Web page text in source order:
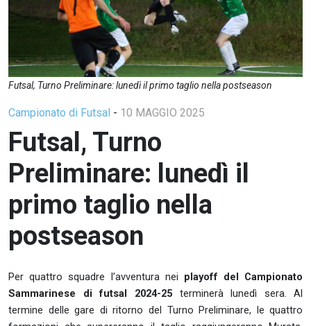
Futsal, Turno Preliminare: lunedì il primo taglio nella postseason
Campionato di Futsal - 10 MAGGIO 2025
Futsal, Turno
Preliminare: lunedì il
primo taglio nella
postseason
Per quattro squadre l’avventura nei playoff del Campionato
Sammarinese di futsal 2024-25terminerà lunedì sera. Al
termine delle gare di ritorno del Turno Preliminare, le quattro